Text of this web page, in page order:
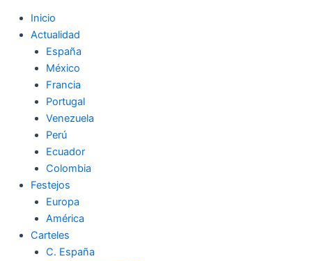
Inicio
Actualidad
España
México
Francia
Portugal
Venezuela
Perú
Ecuador
Colombia
Festejos
Europa
América
Carteles
C. España